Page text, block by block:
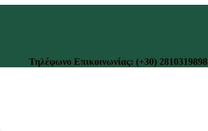
Τηλέφωνο Επικοινωνίας: (+30) 2810319898